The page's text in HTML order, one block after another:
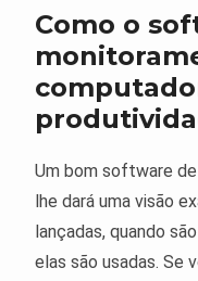
Como o
Um bom software
lhe dará uma visão
lançadas, quando
elas são usadas. Se